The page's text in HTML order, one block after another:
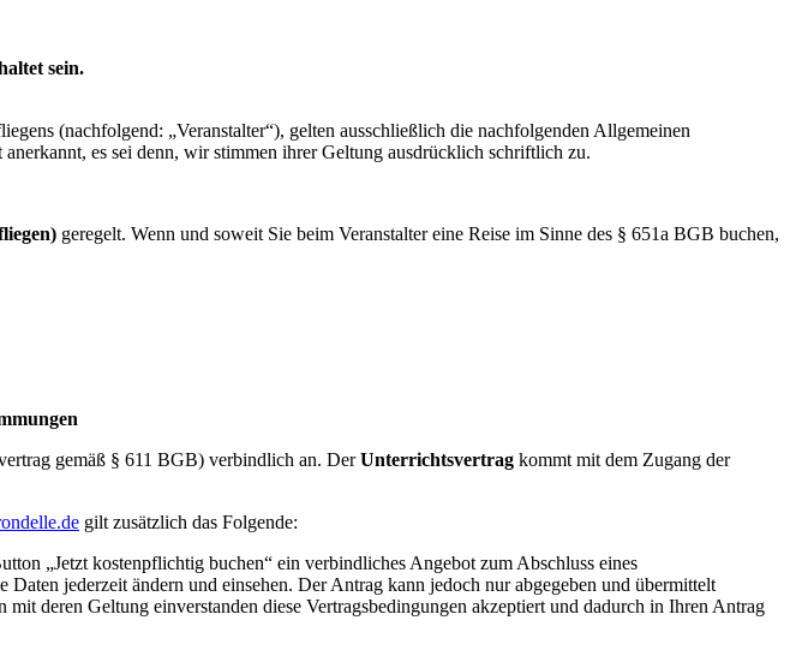
sein.
(nachfolgend: „Veranstalter“), gelten ausschließlich die nachfolgenden Allgemeinen
es sei denn, wir stimmen ihrer Geltung ausdrücklich schriftlich zu.
geregelt. Wenn und soweit Sie beim Veranstalter eine Reise im Sinne des § 651a BGB buchen,
gemäß § 611 BGB) verbindlich an. DerUnterrichtsvertrag kommt mit dem Zugang der
gilt zusätzlich das Folgende:
„Jetzt kostenpflichtig buchen“ ein verbindliches Angebot zum Abschluss eines
jederzeit ändern und einsehen. Der Antrag kann jedoch nur abgegeben und übermittelt
deren Geltung einverstanden diese Vertragsbedingungen akzeptiert und dadurch in Ihren Antrag